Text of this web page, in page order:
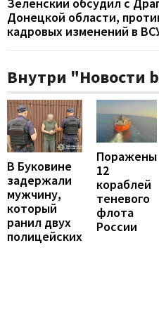
Зеленский обсудил с
Донецкой области,
кадровых изменений в
Внутри "Новости
В Буковине
задержали
мужчину,
который
ранил двух
полицейских
Поражены
12
кораблей
теневого
флота
России